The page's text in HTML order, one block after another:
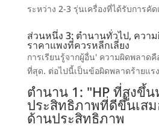
ระหว่าง 2-3 รุ่นเครื่องที่ได้รับการคัด
ส่วนหนึ่ง 3: ตำนานทั่วไป, ควา
ราคาแพงที่ควรหลีกเลี่ยง
การเรียนรู้จากผู้อื่น' ความผิดพลาด
ที่สุด. ต่อไปนี้เป็นข้อผิดพลาดร้ายแร
ตำนาน 1: "HP ที่สูงขึ้
ประสิทธิภาพที่ดีขึ้นเส
ด้านประสิทธิภาพ